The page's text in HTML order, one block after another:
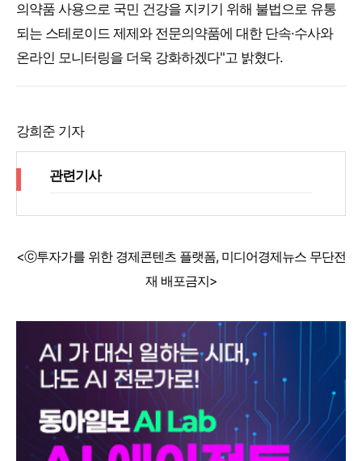
의약품 사용으로 국민 건강을 지키기 위해 불법으로 유통
되는 스테로이드 제제와 전문의약품에 대한 단속·수사와
온라인 모니터링을 더욱 강화하겠다"고 밝혔다.
강희준 기자
관련기사
<ⓒ투자가를 위한 경제콘텐츠 플랫폼, 미디어경제뉴스 무단전
재 배포금지>